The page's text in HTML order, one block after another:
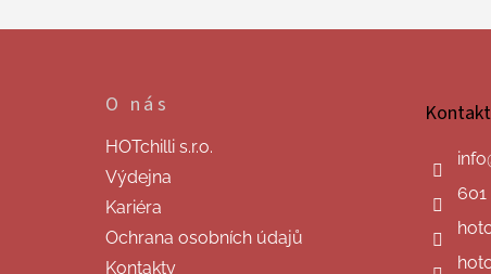
O nás
HOTchilli s.r.o.
Výdejna
Kariéra
Ochrana osobních údajů
Kontakty
Kontakt
info
601